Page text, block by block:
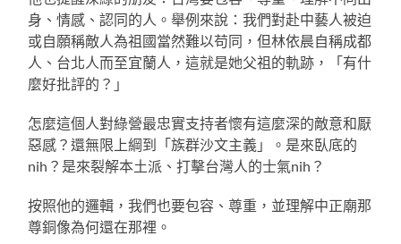
身、情感、認同的人。舉例來說：我們對赴中藝人被迫
或自願稱敵人為祖國當然難以苟同，但林依晨自稱成都
人、台北人而至宜蘭人，這就是她父祖的軌跡，「有什
麼好批評的？」
怎麼這個人對綠營最忠實支持者懷有這麼深的敵意和厭
惡感？還無限上綱到「族群沙文主義」。是來臥底的
nih？是來裂解本土派、打擊台灣人的士氣nih？
按照他的邏輯，我們也要包容、尊重，並理解中正廟那
尊銅像為何還在那裡。